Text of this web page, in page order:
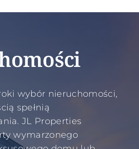
wybór nieruchomości,
spełnią
JL Properties
wymarzonego